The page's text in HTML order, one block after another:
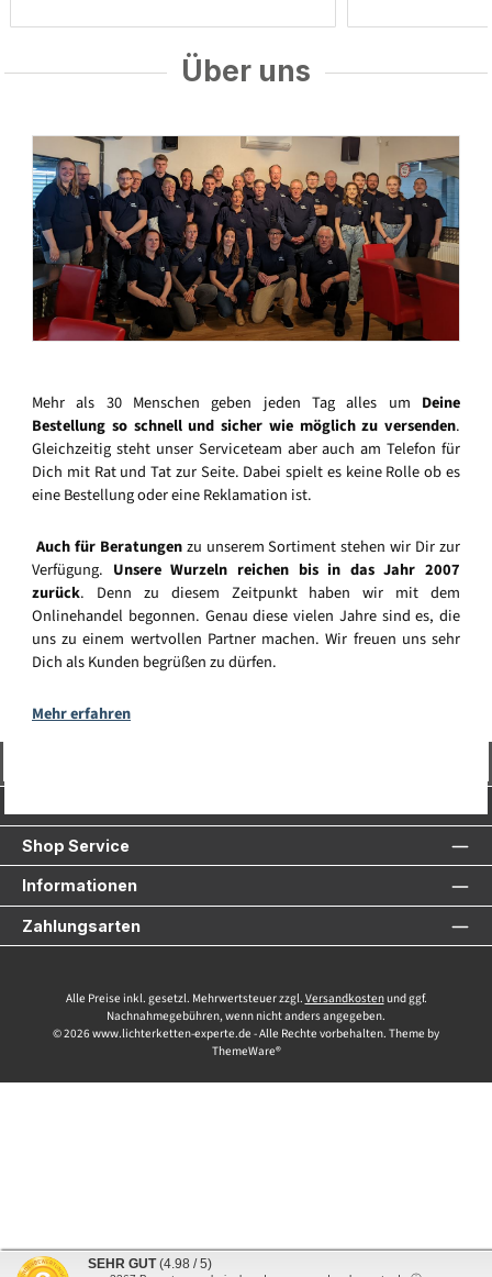
Über uns
Mehr als 30 Menschen geben jeden Tag alles um Deine
Bestellung so schnell und sicher wie möglich zu versenden.
Gleichzeitig steht unser Serviceteam aber auch am Telefon für
Dich mit Rat und Tat zur Seite. Dabei spielt es keine Rolle ob es
eine Bestellung oder eine Reklamation ist.
Auch für Beratungenzu unserem Sortiment stehen wir Dir zur
Verfügung. Unsere Wurzeln reichen bis in das Jahr 2007
zurück. Denn zu diesem Zeitpunkt haben wir mit dem
Onlinehandel begonnen. Genau diese vielen Jahre sind es, die
uns zu einem wertvollen Partner machen. Wir freuen uns sehr
Dich als Kunden begrüßen zu dürfen.
Mehr erfahren
Shop Service
Informationen
Zahlungsarten
Alle Preise inkl. gesetzl. Mehrwertsteuer zzgl. Versandkostenund ggf.
Nachnahmegebühren, wenn nicht anders angegeben.
© 2026 www.lichterketten-experte.de - Alle Rechte vorbehalten. Theme by
ThemeWare®
SEHR GUT (4.98 / 5)